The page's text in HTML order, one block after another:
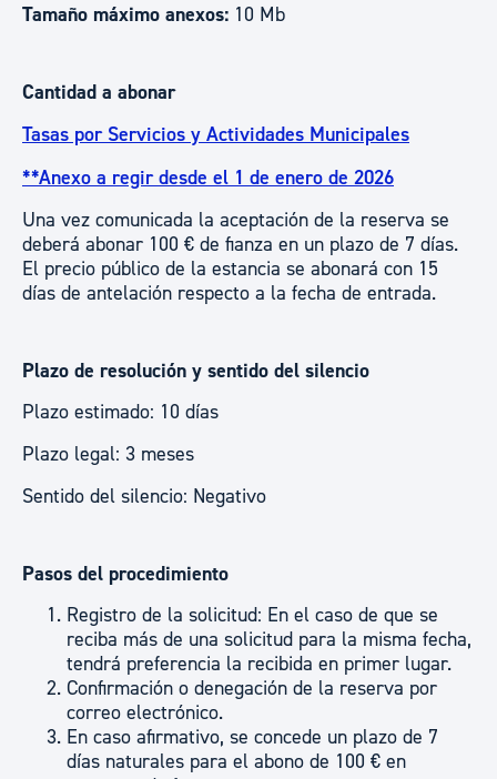
Tamaño máximo anexos: 10 Mb
Cantidad a abonar
Tasas por Servicios y Actividades Municipales
**Anexo a regir desde el 1 de enero de 2026
Una vez comunicada la aceptación de la reserva se
deberá abonar 100 € de fianza en un plazo de 7 días.
El precio público de la estancia se abonará con 15
días de antelación respecto a la fecha de entrada.
Plazo de resolución y sentido del silencio
Plazo estimado: 10 días
Plazo legal: 3 meses
Sentido del silencio: Negativo
Pasos del procedimiento
Registro de la solicitud: En el caso de que se
reciba más de una solicitud para la misma fecha,
tendrá preferencia la recibida en primer lugar.
Confirmación o denegación de la reserva por
correo electrónico.
En caso afirmativo, se concede un plazo de 7
días naturales para el abono de 100 € en